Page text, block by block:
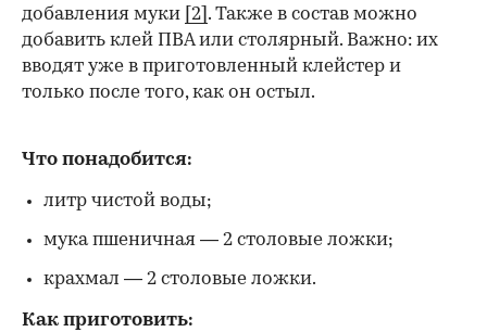
добавления муки [2] . Также в состав можно
добавить клей ПВА или столярный. Важно: их
вводят уже в приготовленный клейстер и
только после того, как он остыл.
Что понадобится:
литр чистой воды;
мука пшеничная — 2 столовые ложки;
крахмал — 2 столовые ложки.
Как приготовить: